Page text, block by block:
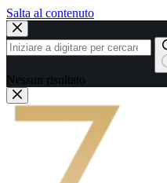
Salta al contenuto
Nessun risultato